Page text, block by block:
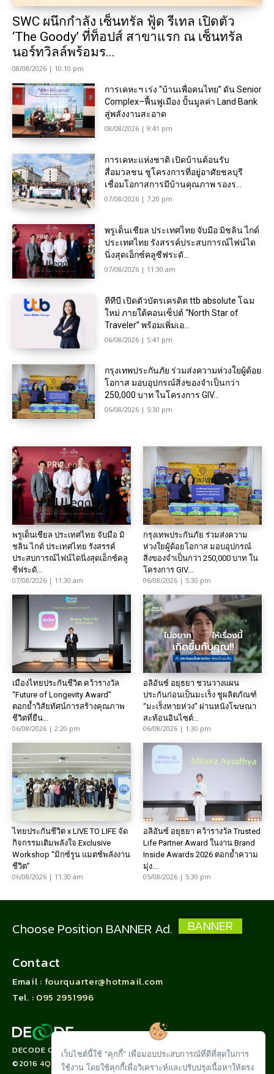
SWC ผนึกกำลัง เซ็นทรัล ฟู้ด รีเทล เปิดตัว
‘The Goody’ ที่ท็อปส์ สาขาแรก ณ เซ็นทรัล
นอร์ทวิลล์พร้อมร...
08/08/2026 | 10:10 pm
การเคหะฯ เร่ง “บ้านเพื่อคนไทย” ดัน Senior
Complex–ฟื้นฟูเมือง ปั้นมูลค่า Land Bank
สู่พลังงานสะอาด
08/08/2026 | 9:41 pm
การเคหะแห่งชาติ เปิดบ้านต้อนรับ
สื่อมวลชน ชูโครงการที่อยู่อาศัยชลบุรี
เชื่อมโอกาสการมีบ้านคุณภาพ รองร...
07/08/2026 | 7:20 pm
พรูเด็นเชียล ประเทศไทย จับมือ มิชลิน ไกด์
ประเทศไทย รังสรรค์ประสบการณ์ไฟน์ได
นิ่งสุดเอ็กซ์คลูซีฟระดั...
07/08/2026 | 11:30 am
ทีทีบี เปิดตัวบัตรเครดิต ttb absolute โฉม
ใหม่ ภายใต้คอนเซ็ปต์ “North Star of
Traveler” พร้อมเพิ่มเอ...
06/08/2026 | 5:41 pm
กรุงเทพประกันภัย ร่วมส่งความห่วงใยผู้ด้อย
โอกาส มอบอุปกรณ์สิ่งของจำเป็นกว่า
250,000 บาท ในโครงการ GIV...
06/08/2026 | 5:30 pm
พรูเด็นเชียล ประเทศไทย จับมือ มิ
ชลิน ไกด์ ประเทศไทย รังสรรค์
ประสบการณ์ไฟน์ไดนิ่งสุดเอ็กซ์คลู
ซีฟระดั...
07/08/2026 | 11:30 am
กรุงเทพประกันภัย ร่วมส่งความ
ห่วงใยผู้ด้อยโอกาส มอบอุปกรณ์
สิ่งของจำเป็นกว่า 250,000 บาท ใน
โครงการ GIV...
06/08/2026 | 5:30 pm
เมืองไทยประกันชีวิต คว้ารางวัล
“Future of Longevity Award”
ตอกย้ำวิสัยทัศน์การสร้างคุณภาพ
ชีวิตที่ยืน...
06/08/2026 | 2:20 pm
อลิอันซ์ อยุธยา ชวนวางแผน
ประกันก่อนเป็นมะเร็ง ชูผลิตภัณฑ์
“มะเร็งหายห่วง” ผ่านหนังโฆษณา
สะท้อนอินไซต์...
06/08/2026 | 1:30 pm
ไทยประกันชีวิต x LIVE TO LIFE จัด
กิจกรรมเติมพลังใจ Exclusive
Workshop “มิกซ์รูน แมตช์พลังงาน
ชีวิต”
06/08/2026 | 11:30 am
อลิอันซ์ อยุธยา คว้ารางวัล Trusted
Life Partner Award ในงาน Brand
Inside Awards 2026 ตอกย้ำความ
มุ่ง...
05/08/2026 | 5:30 pm
Choose Position BANNER Ad. BANNER
Contact
Email : fourquarter@hotmail.com
Tel. : 095 2951996
DECODE CORPORATION LIMITED
©20164QUARTER.CO
เว็บไซต์นี้ใช้ "คุกกี้” เพื่อมอบประสบการณ์ที่ดีที่สุดในการ
ใช้งาน โดยใช้คุกกี้เพื่อวิเคราะห์และปรับปรุงเนื้อหาให้ตรง